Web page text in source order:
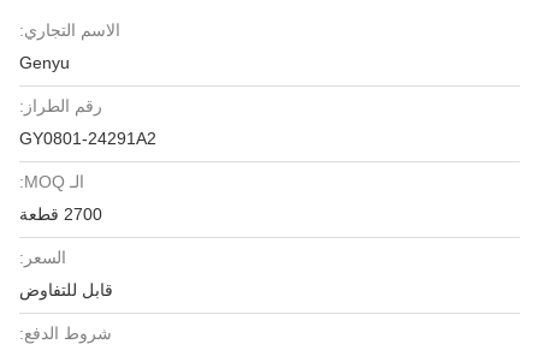
الاسم التجاري:
Genyu
رقم الطراز:
GY0801-24291A2
الـ MOQ:
2700 قطعة
السعر:
قابل للتفاوض
شروط الدفع: